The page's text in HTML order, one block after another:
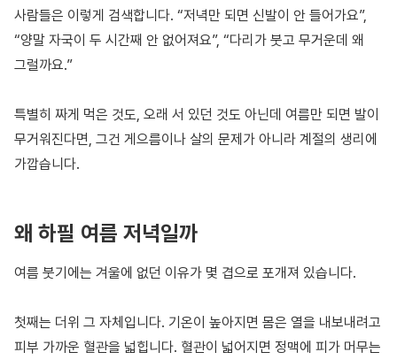
사람들은 이렇게 검색합니다. “저녁만 되면 신발이 안 들어가요”,
“양말 자국이 두 시간째 안 없어져요”, “다리가 붓고 무거운데 왜
그럴까요.”
특별히 짜게 먹은 것도, 오래 서 있던 것도 아닌데 여름만 되면 발이
무거워진다면, 그건 게으름이나 살의 문제가 아니라 계절의 생리에
가깝습니다.
왜 하필 여름 저녁일까
여름 붓기에는 겨울에 없던 이유가 몇 겹으로 포개져 있습니다.
첫째는 더위 그 자체입니다. 기온이 높아지면 몸은 열을 내보내려고
피부 가까운 혈관을 넓힙니다. 혈관이 넓어지면 정맥에 피가 머무는